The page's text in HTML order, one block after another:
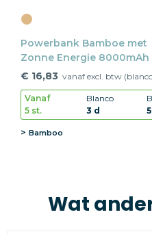
Powerbank Bamboe met
Zonne Energie 8000mAh
€ 16,83 vanaf excl. btw
Vanaf
5 st.
Blanco
3 d
Bamboo
Wat